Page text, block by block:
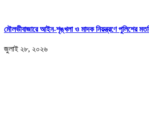
মৌলভীবাজারে আইন-শৃঙ্খলা ও মাদক নিয়ন্ত্রণে পুলিশের
জুলাই ২৮, ২০২৬